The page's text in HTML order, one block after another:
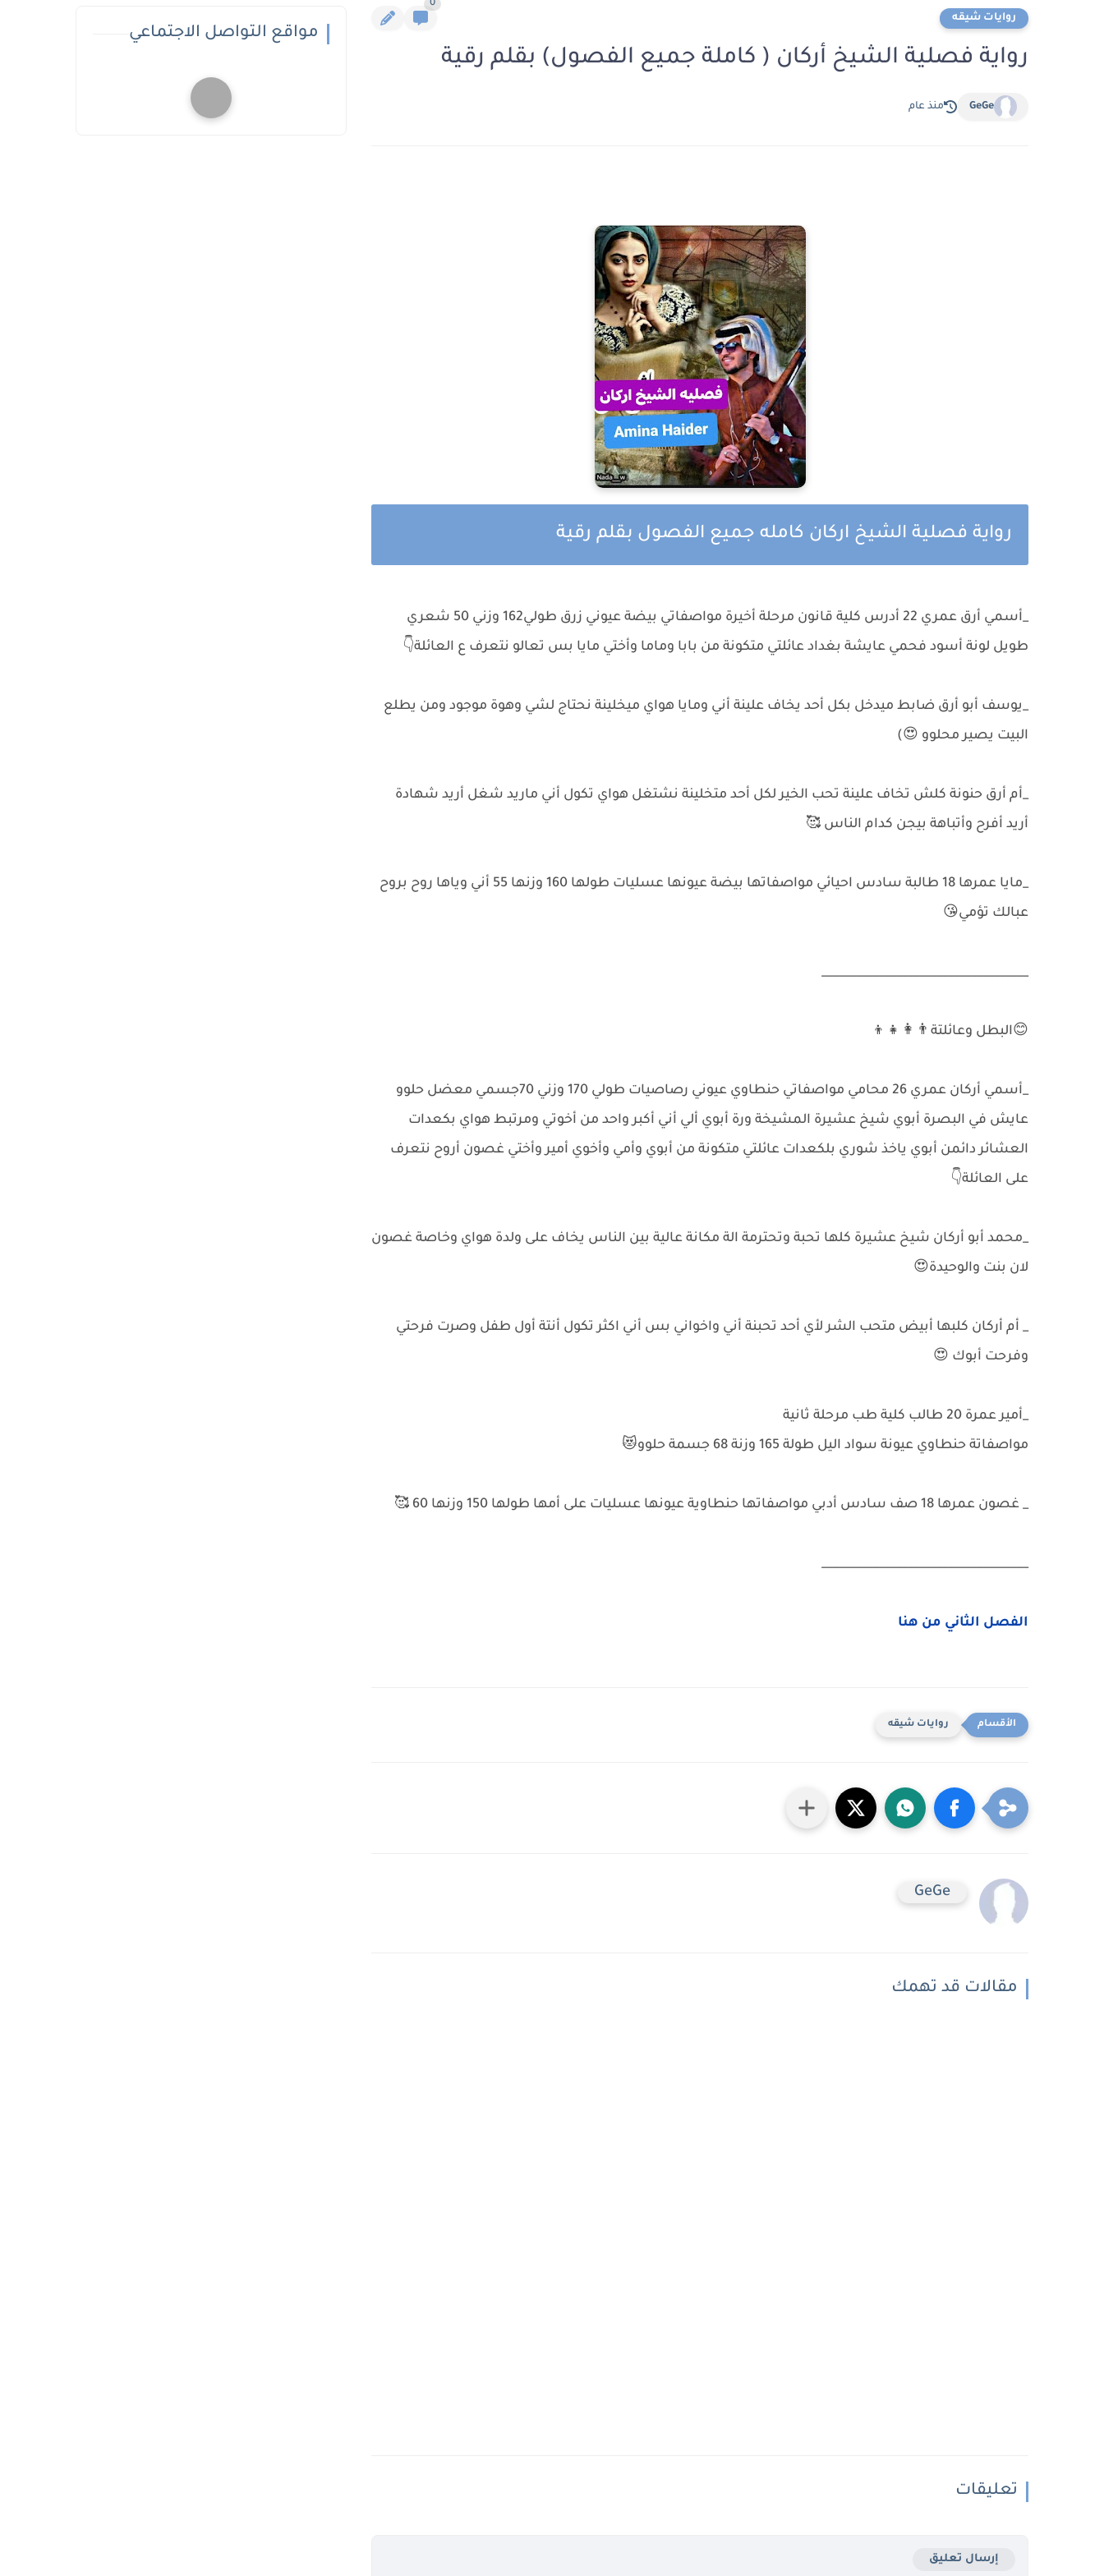
روايات شيقه
0
رواية فصلية الشيخ أركان ( كاملة جميع الفصول) بقلم رقية
GeGe منذ عام
رواية فصلية الشيخ اركان كامله جميع الفصول بقلم رقية
_أسمي أرق عمري 22 أدرس كلية قانون مرحلة أخيرة مواصفاتي بيضة عيوني زرق طولي162 وزني 50 شعري
طويل لونة أسود فحمي عايشة بغداد عائلتي متكونة من بابا وماما وأختي مايا بس تعالو نتعرف ع العائلة👇
_يوسف أبو أرق ضابط ميدخل بكل أحد يخاف علينة أني ومايا هواي ميخلينة نحتاج لشي وهوة موجود ومن يطلع
البيت يصير محلوو 😍)
_أم أرق حنونة كلش تخاف علينة تحب الخير لكل أحد متخلينة نشتغل هواي تكول أني ماريد شغل أريد شهادة
أريد أفرح وأتباهة بيجن كدام الناس 🥰
_مايا عمرها 18 طالبة سادس احيائي مواصفاتها بيضة عيونها عسليات طولها 160 وزنها 55 أني وياها روح بروح
عبالك تؤمي😘
____________________________________
😊البطل وعائلتة👨‍👩‍👧‍👦
_أسمي أركان عمري 26 محامي مواصفاتي حنطاوي عيوني رصاصيات طولي 170 وزني 70جسمي معضل حلوو
عايش في البصرة أبوي شيخ عشيرة المشيخة ورة أبوي ألي أني أكبر واحد من أخوتي ومرتبط هواي بكعدات
العشائر دائمن أبوي ياخذ شوري بلكعدات عائلتي متكونة من أبوي وأمي وأخوي أمير وأختي غصون أروح نتعرف
على العائلة👇
_محمد أبو أركان شيخ عشيرة كلها تحبة وتحترمة الة مكانة عالية بين الناس يخاف على ولدة هواي وخاصة غصون
لان بنت والوحيدة😍
_ أم أركان كلبها أبيض متحب الشر لأي أحد تحبنة أني واخواني بس أني اكثر تكول أنتة أول طفل وصرت فرحتي
وفرحت أبوك 😍
_أمير عمرة 20 طالب كلية طب مرحلة ثانية
مواصفاتة حنطاوي عيونة سواد اليل طولة 165 وزنة 68 جسمة حلوو😻
_ غصون عمرها 18 صف سادس أدبي مواصفاتها حنطاوية عيونها عسليات على أمها طولها 150 وزنها 60 🥰
____________________________________
الفصل الثاني من هنا
روايات شيقه
GeGe
مقالات قد تهمك
تعليقات
إرسال تعليق
مواقع التواصل الاجتماعي